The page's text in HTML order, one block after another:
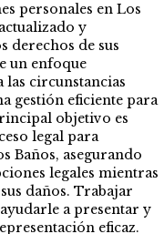
personales en Los
y
derechos de sus
un enfoque
las circunstancias
gestión eficiente para
objetivo es
legal para
Baños, asegurando
legales mientras
daños. Trabajar
a presentar y
eficaz.